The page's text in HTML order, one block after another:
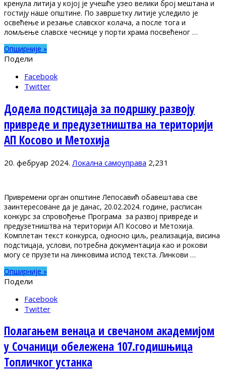
кренула литија у којој је учешће узео велики број мештана и
гостију наше општине. По завршетку литије уследило је
освећење и резање славског колача, а после тога и
ломљење славске чеснице у порти храма посвећеног …
Опширније »
Подели
Facebook
Twitter
Додела подстицаја за подршку развоју
привреде и предузетништва на територији
АП Косово и Метохија
20. фебруар 2024. Локална самоуправа 2,231
Привремени орган општине Лепосавић обавештава све
заинтересоване да је данас, 20.02.2024. године, расписан
конкурс за спровођење Програма за развој привреде и
предузетништва на територији АП Косово и Метохија.
Комплетан текст конкурса, односно циљ, реализација, висина
подстицаја, услови, потребна документација као и рокови
могу се прузети на линковима испод текста. Линкови …
Опширније »
Подели
Facebook
Twitter
Полагањем венаца и свечаном академијом
у Сочаници обележена 107.годишњица
Топличког устанка